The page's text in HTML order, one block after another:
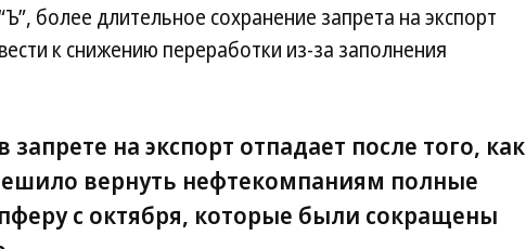
более длительное сохранение запрета на экспорт
к снижению переработки из-за заполнения
на экспорт отпадает после того, как
вернуть нефтекомпаниям полные
с октября, которые были сокращены